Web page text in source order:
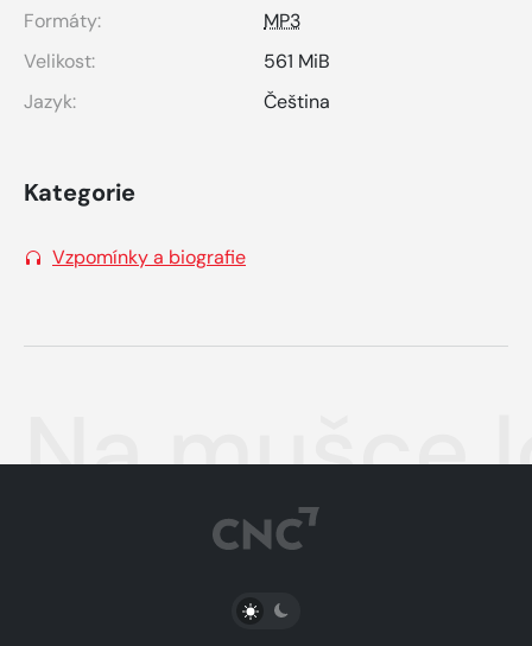
Formáty:
MP3
Velikost:
561 MiB
Jazyk:
Čeština
Kategorie
Vzpomínky a biografie
Na mušce
PŘEPNOUT SVĚTLÝ/TMAVÝ REŽIM